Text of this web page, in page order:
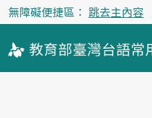
無障礙便捷區： 跳去主內容
教育部臺灣台語常